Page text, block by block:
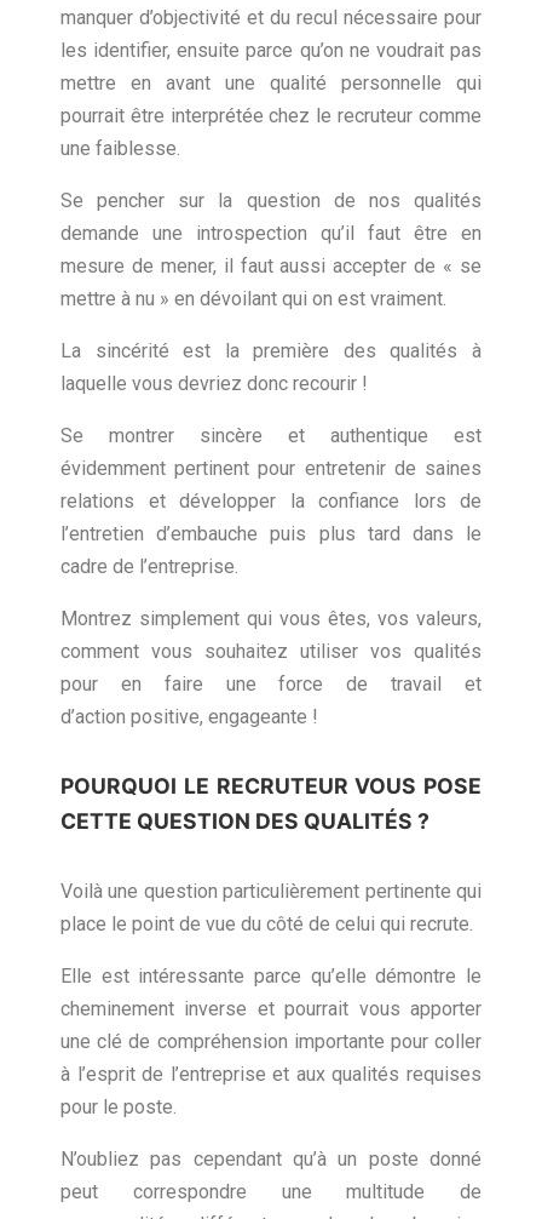
manquer d’objectivité et du recul nécessaire pour
les identifier, ensuite parce qu’on ne voudrait pas
mettre en avant une qualité personnelle qui
pourrait être interprétée chez le recruteur comme
une faiblesse.
Se pencher sur la question de nos qualités
demande une introspection qu’il faut être en
mesure de mener, il faut aussi accepter de « se
mettre à nu » en dévoilant qui on est vraiment.
La sincérité est la première des qualités à
laquelle vous devriez donc recourir !
Se montrer sincère et authentique est
évidemment pertinent pour entretenir de saines
relations et développer la confiance lors de
l’entretien d’embauche puis plus tard dans le
cadre de l’entreprise.
Montrez simplement qui vous êtes, vos valeurs,
comment vous souhaitez utiliser vos qualités
pour en faire une force de travail et
d’action positive, engageante !
POURQUOI LE RECRUTEUR VOUS POSE
CETTE QUESTION DES QUALITÉS ?
Voilà une question particulièrement pertinente qui
place le point de vue du côté de celui qui recrute.
Elle est intéressante parce qu’elle démontre le
cheminement inverse et pourrait vous apporter
une clé de compréhension importante pour coller
à l’esprit de l’entreprise et aux qualités requises
pour le poste.
N’oubliez pas cependant qu’à un poste donné
peut correspondre une multitude de